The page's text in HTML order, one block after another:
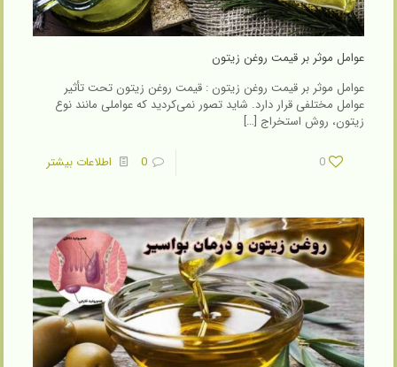
عوامل موثر بر قیمت روغن زیتون
عوامل موثر بر قیمت روغن زیتون : قیمت روغن زیتون تحت تأثیر
عوامل مختلفی قرار دارد. شاید تصور نمی‌کردید که عواملی مانند نوع
زیتون، روش استخراج […]
0
0 اطلاعات بیشتر